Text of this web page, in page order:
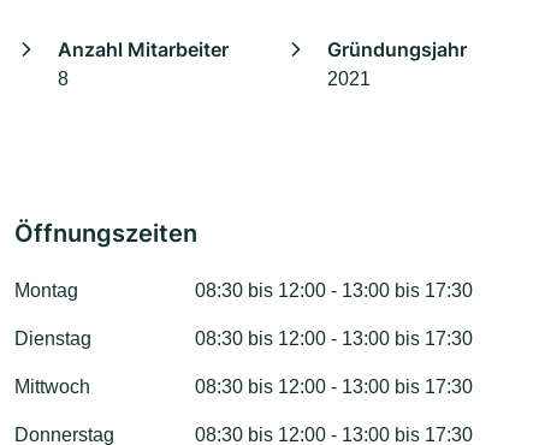
Anzahl Mitarbeiter
8
Gründungsjahr
2021
Öffnungszeiten
Montag 08:30 bis 12:00 - 13:00 bis 17:30
Dienstag 08:30 bis 12:00 - 13:00 bis 17:30
Mittwoch 08:30 bis 12:00 - 13:00 bis 17:30
Donnerstag 08:30 bis 12:00 - 13:00 bis 17:30